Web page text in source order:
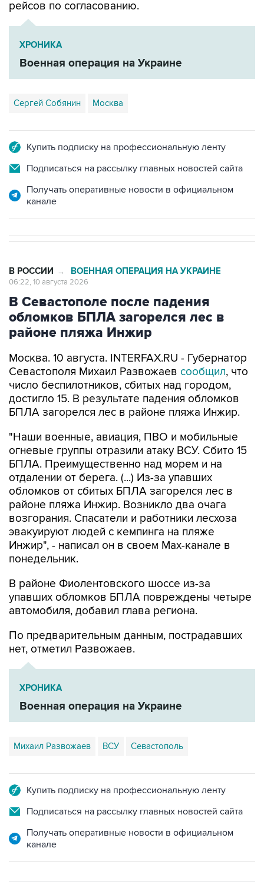
рейсов по согласованию.
ХРОНИКА
Военная операция на Украине
Сергей Собянин Москва
Купить подписку на профессиональную ленту
Подписаться на рассылку главных новостей сайта
Получать оперативные новости в официальном
канале
В РОССИИ → ВОЕННАЯ ОПЕРАЦИЯ НА УКРАИНЕ
06:22, 10 августа 2026
В Севастополе после падения
обломков БПЛА загорелся лес в
районе пляжа Инжир
Москва. 10 августа. INTERFAX.RU - Губернатор
Севастополя Михаил Развожаев сообщил, что
число беспилотников, сбитых над городом,
достигло 15. В результате падения обломков
БПЛА загорелся лес в районе пляжа Инжир.
"Наши военные, авиация, ПВО и мобильные
огневые группы отразили атаку ВСУ. Сбито 15
БПЛА. Преимущественно над морем и на
отдалении от берега. (...) Из-за упавших
обломков от сбитых БПЛА загорелся лес в
районе пляжа Инжир. Возникло два очага
возгорания. Спасатели и работники лесхоза
эвакуируют людей с кемпинга на пляже
Инжир", - написал он в своем Мах-канале в
понедельник.
В районе Фиолентовского шоссе из-за
упавших обломков БПЛА повреждены четыре
автомобиля, добавил глава региона.
По предварительным данным, пострадавших
нет, отметил Развожаев.
ХРОНИКА
Военная операция на Украине
Михаил Развожаев ВСУ Севастополь
Купить подписку на профессиональную ленту
Подписаться на рассылку главных новостей сайта
Получать оперативные новости в официальном
канале